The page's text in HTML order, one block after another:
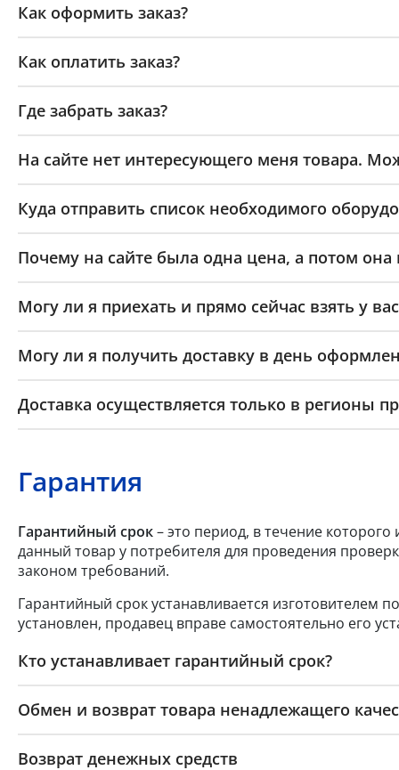
Как оформить заказ?
Как оплатить заказ?
Где забрать заказ?
На сайте нет интересующего меня товара.
Куда отправить список необходимого
Почему на сайте была одна цена, а потом она
Могу ли я приехать и прямо сейчас взять у
Могу ли я получить доставку в день
Доставка осуществляется только в регионы
Гарантия
Гарантийный срок– это период, в течение которого
данный товар у потребителя для проведения
законом требований.
Гарантийный срок устанавливается изготовителем
установлен, продавец вправе самостоятельно его
Кто устанавливает гарантийный срок?
Обмен и возврат товара ненадлежащего
Возврат денежных средств